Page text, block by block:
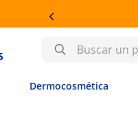
Buscar un producto
Dermocosmética